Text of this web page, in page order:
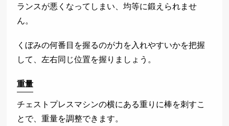
ランスが悪くなってしまい、均等に鍛えられませ
ん。
くぼみの何番目を握るのが力を入れやすいかを把握
して、左右同じ位置を握りましょう。
重量
チェストプレスマシンの横にある重りに棒を刺すこ
とで、重量を調整できます。